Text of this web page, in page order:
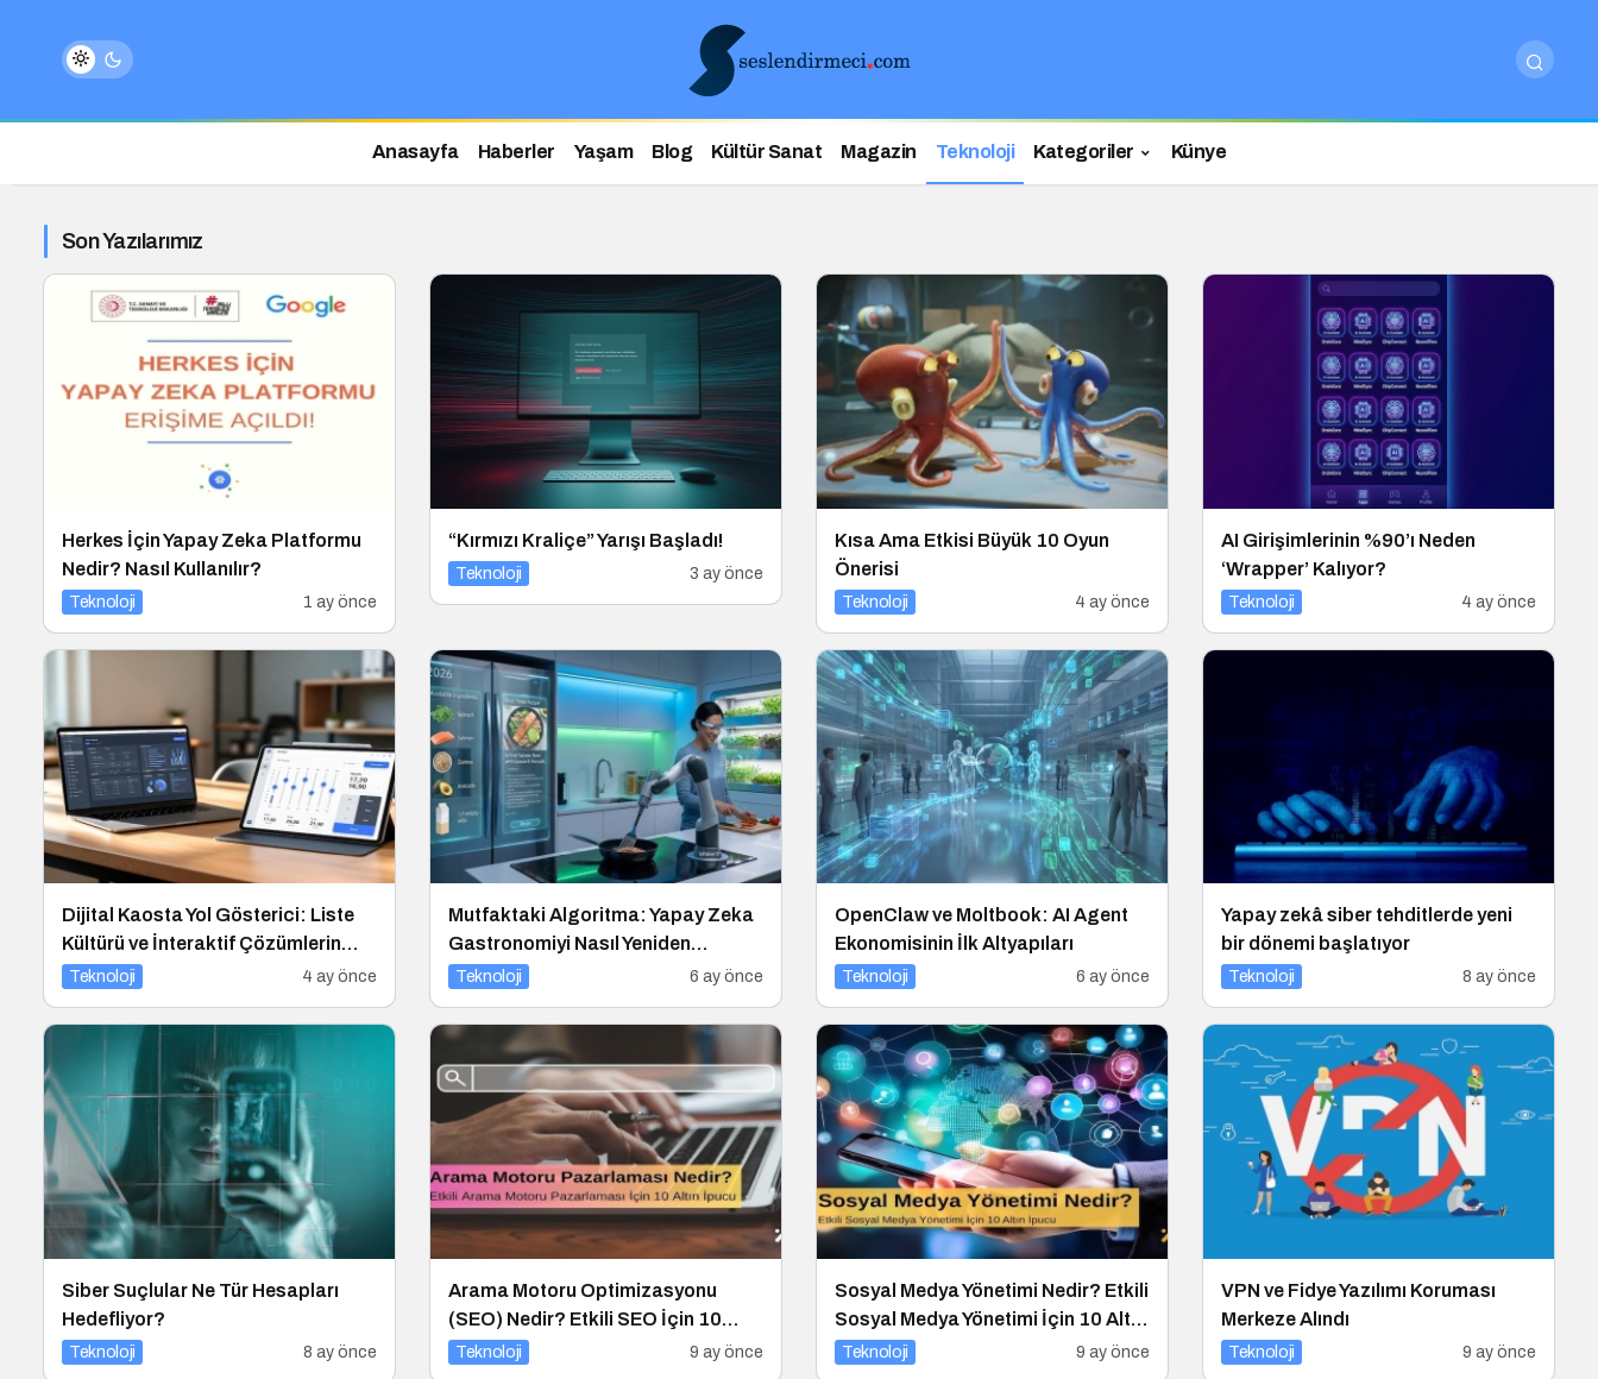
Anasayfa Haberler Yaşam Blog Kültür Sanat Magazin Teknoloji Kategoriler Künye
Son Yazılarımız
Herkes İçin Yapay Zeka Platformu
Nedir? Nasıl Kullanılır?
Teknoloji 1 ay önce
“Kırmızı Kraliçe” Yarışı Başladı!
Teknoloji 3 ay önce
Kısa Ama Etkisi Büyük 10 Oyun
Önerisi
Teknoloji 4 ay önce
AI Girişimlerinin %90’ı Neden
‘Wrapper’ Kalıyor?
Teknoloji 4 ay önce
Dijital Kaosta Yol Gösterici: Liste
Kültürü ve İnteraktif Çözümlerin
Geleceği
Teknoloji 4 ay önce
Mutfaktaki Algoritma: Yapay Zeka
Gastronomiyi Nasıl Yeniden
Programlıyor?
Teknoloji 6 ay önce
OpenClaw ve Moltbook: AI Agent
Ekonomisinin İlk Altyapıları
Teknoloji 6 ay önce
Yapay zekâ siber tehditlerde yeni
bir dönemi başlatıyor
Teknoloji 8 ay önce
Siber Suçlular Ne Tür Hesapları
Hedefliyor?
Teknoloji 8 ay önce
Arama Motoru Optimizasyonu
(SEO) Nedir? Etkili SEO İçin 10
Altın İpucu
Teknoloji 9 ay önce
Sosyal Medya Yönetimi Nedir? Etkili
Sosyal Medya Yönetimi İçin 10 Altın
İpucu
Teknoloji 9 ay önce
VPN ve Fidye Yazılımı Koruması
Merkeze Alındı
Teknoloji 9 ay önce